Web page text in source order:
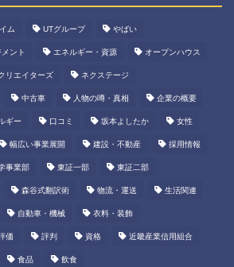
ム UTグループ やばい
ント エネルギー・資源 オープンハウス
リエイターズ ネクステージ
中古車 人物の噂・真相 企業の概要
ギー 口コミ 坂本よしたか 女性
幅広い事業展開 建設・不動産 採用情報
事業部 東証一部 東証二部
森谷式翻訳術 物流・運送 生活関連
自動車・機械 衣料・装飾
価 評判 資格 近畿産業信用組合
食品 飲食